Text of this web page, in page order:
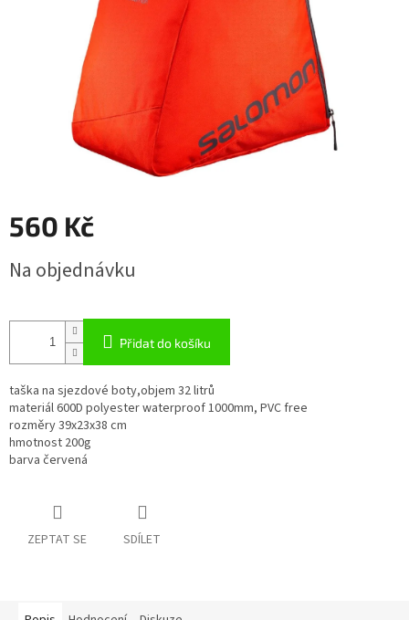
560 Kč
cena:
Na objednávku
Přidat do košíku
taška na sjezdové boty,objem 32 litrů
materiál 600D polyester waterproof 1000mm, PVC free
rozměry 39x23x38 cm
hmotnost 200g
barva červená
ZEPTAT SE SDÍLET